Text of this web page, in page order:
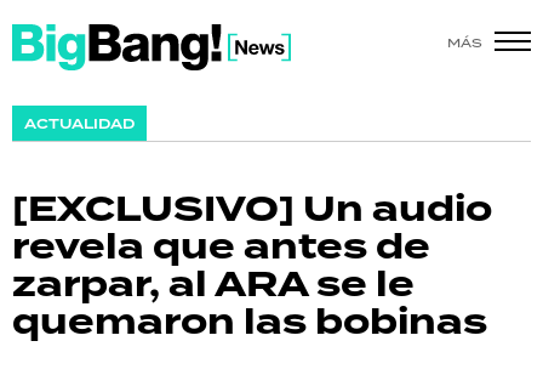
MÁS
ACTUALIDAD
[EXCLUSIVO] Un audio
revela que antes de
zarpar, al ARA se le
quemaron las bobinas
SHOW
ACTUALIDAD
POLICIALES
ECONOMÍA